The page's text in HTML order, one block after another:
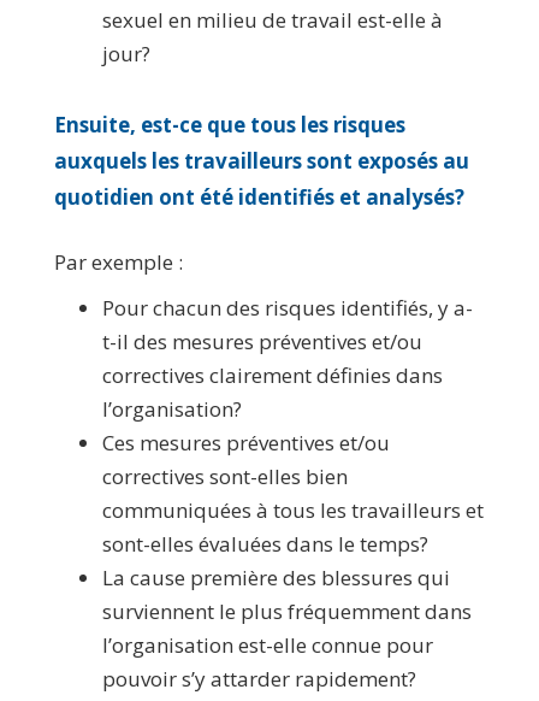
sexuel en milieu de travail est-elle à
jour?
Ensuite, est-ce que tous les risques
auxquels les travailleurs sont exposés au
quotidien ont été identifiés et analysés?
Par exemple :
Pour chacun des risques identifiés, y a-
t-il des mesures préventives et/ou
correctives clairement définies dans
l’organisation?
Ces mesures préventives et/ou
correctives sont-elles bien
communiquées à tous les travailleurs et
sont-elles évaluées dans le temps?
La cause première des blessures qui
surviennent le plus fréquemment dans
l’organisation est-elle connue pour
pouvoir s’y attarder rapidement?